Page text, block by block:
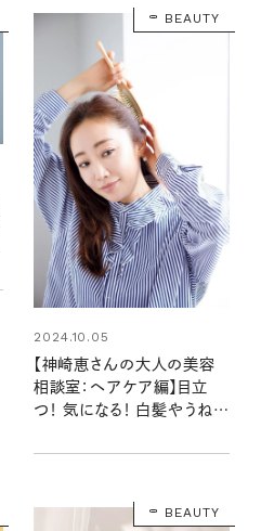
BEAUTY
2024.10.05
【神崎恵さんの大人の美容
相談室：ヘアケア編】目立
つ！ 気になる！ 白髪やうね
女性の悩みにお答え！
BEAUTY